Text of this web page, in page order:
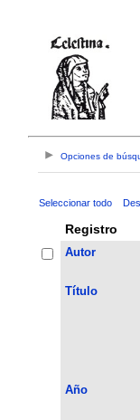
Opciones de
Seleccionar todo
Registro
Autor
Título
Año